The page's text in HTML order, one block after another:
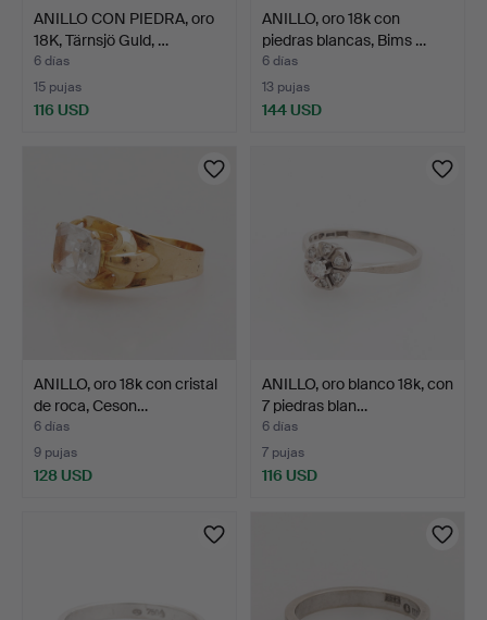
ANILLO CON PIEDRA, oro
18K, Tärnsjö Guld, …
6 días
15 pujas
116 USD
ANILLO, oro 18k con
piedras blancas, Bims …
6 días
13 pujas
144 USD
ANILLO, oro 18k con cristal
de roca, Ceson…
6 días
9 pujas
128 USD
ANILLO, oro blanco 18k, con
7 piedras blan…
6 días
7 pujas
116 USD